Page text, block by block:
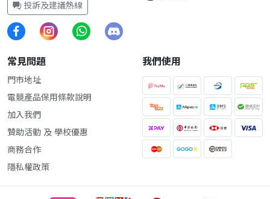
投訴及建議熱線
常見問題
門市地址
電競產品保用條款說明
加入我們
贊助活動 及 學校優惠
商務合作
隱私權政策
我們使用